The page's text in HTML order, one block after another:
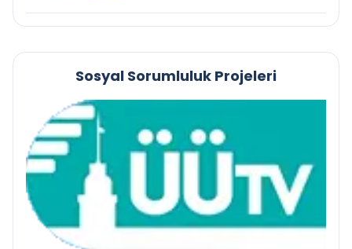
Sosyal Sorumluluk Projeleri